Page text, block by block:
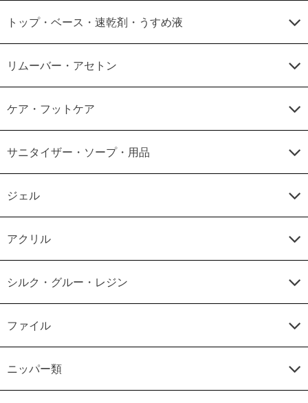
トップ・ベース・速乾剤・うすめ液
リムーバー・アセトン
ケア・フットケア
サニタイザー・ソープ・用品
ジェル
アクリル
シルク・グルー・レジン
ファイル
ニッパー類